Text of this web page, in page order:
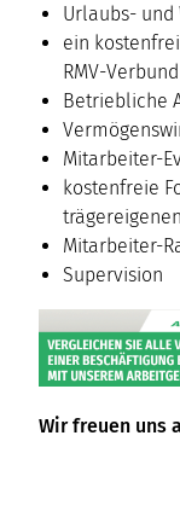
Urlaubs- und
ein
RMV-
Betriebliche
Mitarbeiter-
kostenfreie
Mitarbeiter-
Supervision
Wir freuen uns